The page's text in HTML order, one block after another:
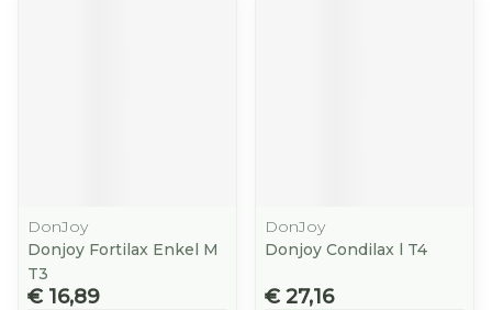
DonJoy
Donjoy Fortilax Enkel M
T3
€ 16,89
DonJoy
Donjoy Condilax l T4
€ 27,16